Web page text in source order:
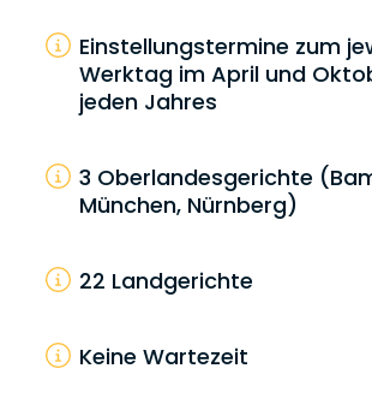
Einstellungstermine zum
Werktag im April und
jeden Jahres
3 Oberlandesgerichte
München, Nürnberg)
22 Landgerichte
Keine Wartezeit